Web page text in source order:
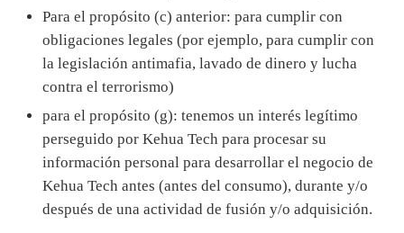
Para el propósito (c) anterior: para cumplir con
obligaciones legales (por ejemplo, para cumplir con
la legislación antimafia, lavado de dinero y lucha
contra el terrorismo)
para el propósito (g): tenemos un interés legítimo
perseguido por Kehua Tech para procesar su
información personal para desarrollar el negocio de
Kehua Tech antes (antes del consumo), durante y/o
después de una actividad de fusión y/o adquisición.